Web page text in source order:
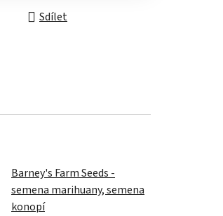
Sdílet
Barney's Farm Seeds -
semena marihuany, semena
konopí